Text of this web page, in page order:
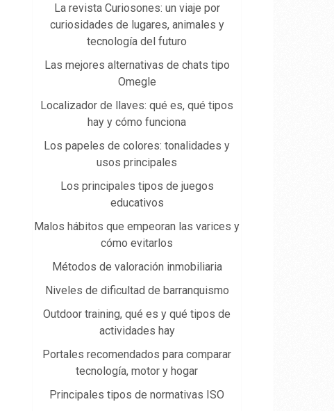
La revista Curiosones: un viaje por
curiosidades de lugares, animales y
tecnología del futuro
Las mejores alternativas de chats tipo
Omegle
Localizador de llaves: qué es, qué tipos
hay y cómo funciona
Los papeles de colores: tonalidades y
usos principales
Los principales tipos de juegos
educativos
Malos hábitos que empeoran las varices y
cómo evitarlos
Métodos de valoración inmobiliaria
Niveles de dificultad de barranquismo
Outdoor training, qué es y qué tipos de
actividades hay
Portales recomendados para comparar
tecnología, motor y hogar
Principales tipos de normativas ISO